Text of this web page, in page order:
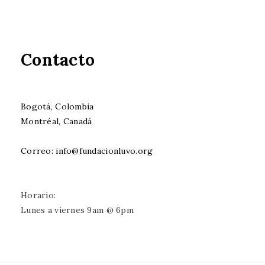
Contacto
Bogotá, Colombia
Montréal, Canadá
Correo: info@fundacionluvo.org
Horario:
Lunes a viernes 9am @ 6pm